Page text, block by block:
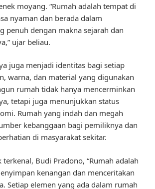
moyang. “Rumah adalah tempat di
nyaman dan berada dalam
penuh dengan makna sejarah dan
ujar beliau.
juga menjadi identitas bagi setiap
warna, dan material yang digunakan
rumah tidak hanya mencerminkan
tetapi juga menunjukkan status
Rumah yang indah dan megah
kebanggaan bagi pemiliknya dan
di masyarakat sekitar.
Budi Pradono, “Rumah adalah
kenangan dan menceritakan
Setiap elemen yang ada dalam rumah